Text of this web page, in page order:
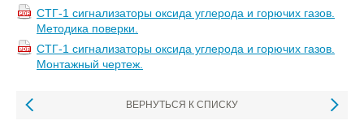
СТГ-1 сигнализаторы оксида углерода и горючих газов.
Методика поверки.
СТГ-1 сигнализаторы оксида углерода и горючих газов.
Монтажный чертеж.
ВЕРНУТЬСЯ К СПИСКУ